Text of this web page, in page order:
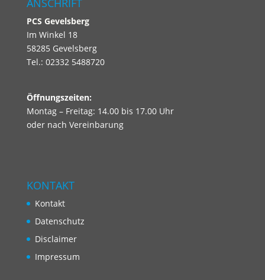
ANSCHRIFT
PCS Gevelsberg
Im Winkel 18
58285 Gevelsberg
Tel.: 02332 5488720
Öffnungszeiten:
Montag – Freitag: 14.00 bis 17.00 Uhr
oder nach Vereinbarung
KONTAKT
Kontakt
Datenschutz
Disclaimer
Impressum